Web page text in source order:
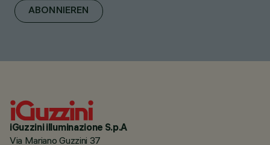
ABONNIEREN
iGuzzini illuminazione S.p.A
Via Mariano Guzzini 37